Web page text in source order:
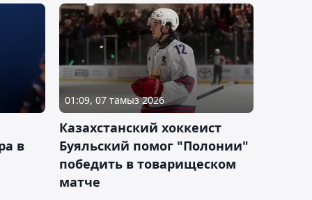
в
01:09, 07 тамыз 2026
Казахстанский хоккеист
Буяльский помог "Полонии"
победить в товарищеском
матче